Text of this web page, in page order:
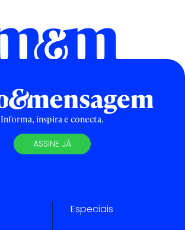
Informa, inspira e conecta.
ASSINE JÁ
Especiais